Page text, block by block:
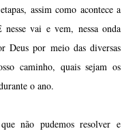
assim como acontece a
vai e vem, nessa onda
Deus por meio das diversas
caminho, quais sejam os
o ano.
não pudemos resolver e